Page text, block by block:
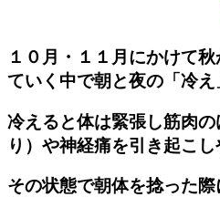
１０月・１１月にかけて
ていく中で朝と夜の「冷え
冷えると体は緊張し筋肉の
り ）や神経痛を引き起こし
その状態で朝体を捻った際